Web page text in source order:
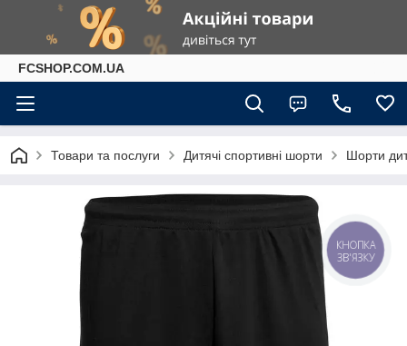
FCSHOP.COM.UA
Товари та послуги Дитячі спортивні шорти Шорти
КНОПКА
ЗВ'ЯЗКУ